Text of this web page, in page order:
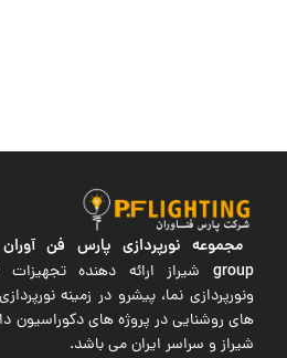
مجموعه نورپردازی پارس فن آوران
groupشیراز ارائه دهنده
ونورپردازی نما، پیشرو در زمینه
های روشنایی در پروژه های دکوراسیون
شیراز و سراسر ایران می باشد.